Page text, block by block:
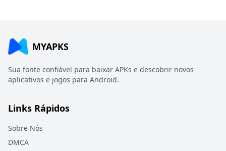
MYAPKS
Sua fonte confiável para baixar APKs e descobrir novos
aplicativos e jogos para Android.
Links Rápidos
Sobre Nós
DMCA